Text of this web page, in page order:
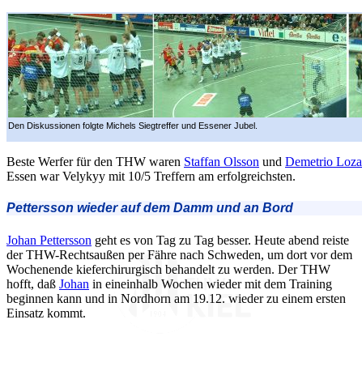
Den Diskussionen folgte Michels Siegtreffer und Essener Jubel.
Beste Werfer für den THW waren Staffan Olsson und Demetrio
Essen war Velykyy mit 10/5 Treffern am erfolgreichsten.
Pettersson wieder auf dem Damm und an Bord
Johan Pettersson geht es von Tag zu Tag besser. Heute abend reiste
der THW-Rechtsaußen per Fähre nach Schweden, um dort vor dem
Wochenende kieferchirurgisch behandelt zu werden. Der THW
hofft, daß Johan in eineinhalb Wochen wieder mit dem Training
beginnen kann und in Nordhorn am 19.12. wieder zu einem ersten
Einsatz kommt.